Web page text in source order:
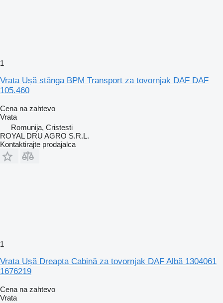
1
Vrata Ușă stânga BPM Transport za tovornjak DAF DAF
105.460
Cena na zahtevo
Vrata
Romunija, Cristesti
ROYAL DRU AGRO S.R.L.
Kontaktirajte prodajalca
1
Vrata Ușă Dreapta Cabină za tovornjak DAF Albă 1304061
1676219
Cena na zahtevo
Vrata